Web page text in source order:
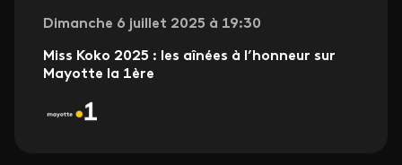
Dimanche 6 juillet 2025 à 19:30
Miss Koko 2025 : les aînées à l’honneur sur
Mayotte la 1ère